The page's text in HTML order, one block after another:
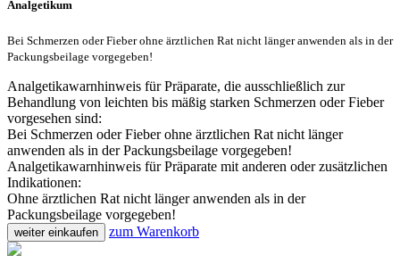
Analgetikum
Bei Schmerzen oder Fieber ohne ärztlichen Rat nicht länger anwenden als in der
Packungsbeilage vorgegeben!
Analgetikawarnhinweis für Präparate, die ausschließlich zur
Behandlung von leichten bis mäßig starken Schmerzen oder Fieber
vorgesehen sind:
Bei Schmerzen oder Fieber ohne ärztlichen Rat nicht länger
anwenden als in der Packungsbeilage vorgegeben!
Analgetikawarnhinweis für Präparate mit anderen oder zusätzlichen
Indikationen:
Ohne ärztlichen Rat nicht länger anwenden als in der
Packungsbeilage vorgegeben!
weiter einkaufen zum Warenkorb